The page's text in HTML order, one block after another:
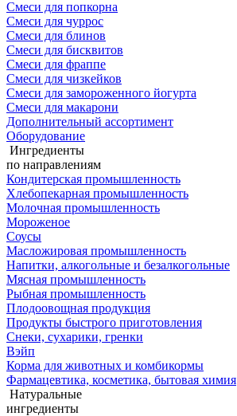
Смеси для попкорна
Смеси для чуррос
Смеси для блинов
Смеси для бисквитов
Смеси для фраппе
Смеси для чизкейков
Смеси для замороженного йогурта
Смеси для макарони
Дополнительный ассортимент
Оборудование
Ингредиенты
по направлениям
Кондитерская промышленность
Хлебопекарная промышленность
Молочная промышленность
Мороженое
Соусы
Масложировая промышленность
Напитки, алкогольные и безалкогольные
Мясная промышленность
Рыбная промышленность
Плодоовощная продукция
Продукты быстрого приготовления
Снеки, сухарики, гренки
Вэйп
Корма для животных и комбикормы
Фармацевтика, косметика, бытовая химия
Натуральные
ингредиенты